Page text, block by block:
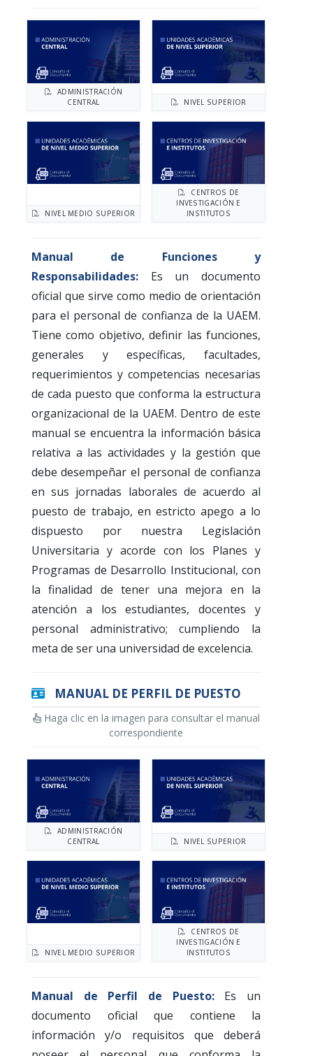
ADMINISTRACIÓN
CENTRAL
NIVEL SUPERIOR
NIVEL MEDIO SUPERIOR
CENTROS DE
INVESTIGACIÓN E
INSTITUTOS
Manual de Funciones y
Responsabilidades: Es un documento
oficial que sirve como medio de orientación
para el personal de confianza de la UAEM.
Tiene como objetivo, definir las funciones,
generales y específicas, facultades,
requerimientos y competencias necesarias
de cada puesto que conforma la estructura
organizacional de la UAEM. Dentro de este
manual se encuentra la información básica
relativa a las actividades y la gestión que
debe desempeñar el personal de confianza
en sus jornadas laborales de acuerdo al
puesto de trabajo, en estricto apego a lo
dispuesto por nuestra Legislación
Universitaria y acorde con los Planes y
Programas de Desarrollo Institucional, con
la finalidad de tener una mejora en la
atención a los estudiantes, docentes y
personal administrativo; cumpliendo la
meta de ser una universidad de excelencia.
MANUAL DE PERFIL DE PUESTO
Haga clic en la imagen para consultar el manual
correspondiente
ADMINISTRACIÓN
CENTRAL
NIVEL SUPERIOR
NIVEL MEDIO SUPERIOR
CENTROS DE
INVESTIGACIÓN E
INSTITUTOS
Manual de Perfil de Puesto:Es un
documento oficial que contiene la
información y/o requisitos que deberá